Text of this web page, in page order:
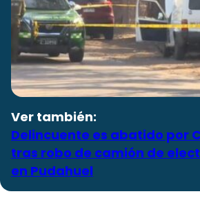
Ver también:
Delincuente es abatido por
tras robo de camión de
en Pudahuel